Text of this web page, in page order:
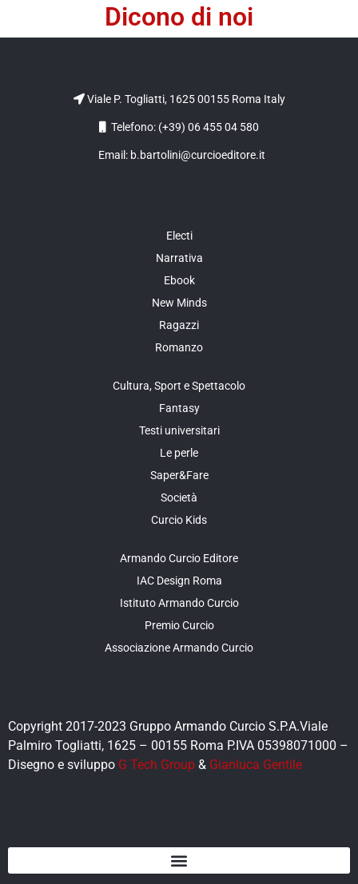
Dicono di noi
Viale P. Togliatti, 1625 00155 Roma Italy
Telefono: (+39) 06 455 04 580
Email: b.bartolini@curcioeditore.it
Electi
Narrativa
Ebook
New Minds
Ragazzi
Romanzo
Cultura, Sport e Spettacolo
Fantasy
Testi universitari
Le perle
Saper&Fare
Società
Curcio Kids
Armando Curcio Editore
IAC Design Roma
Istituto Armando Curcio
Premio Curcio
Associazione Armando Curcio
Copyright 2017-2023 Gruppo Armando Curcio S.P.A.Viale
Palmiro Togliatti, 1625 – 00155 Roma P.IVA 05398071000 –
Disegno e sviluppo G Tech Group & Gianluca Gentile